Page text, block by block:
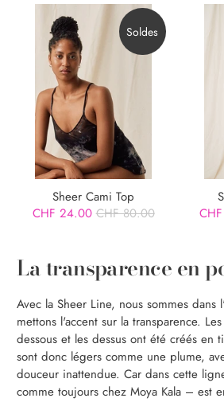
La transparence en
Avec la Sheer Line, nous sommes
mettons l'accent sur la transparence.
dessous et les dessus ont été créés en
sont donc légers comme une plume,
douceur inattendue. Car dans cette
comme toujours chez Moya Kala – est
Soldes
Sheer Cami Top
CHF 24.00 CHF 80.00